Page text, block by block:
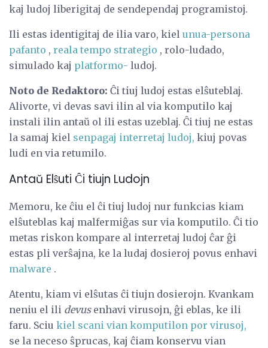
kaj ludoj liberigitaj de sendependaj programistoj.
Ili estas identigitaj de ilia varo, kiel unua-persona
pafanto , reala tempo strategio , rolo-ludado,
simulado kaj platformo- ludoj.
Noto de Redaktoro: Ĉi tiuj ludoj estas elŝuteblaj.
Alivorte, vi devas savi ilin al via komputilo kaj
instali ilin antaŭ ol ili estas uzeblaj. Ĉi tiuj ne estas
la samaj kiel senpagaj interretaj ludoj, kiuj povas
ludi en via retumilo.
Antaŭ Elŝuti Ĉi tiujn Ludojn
Memoru, ke ĉiu el ĉi tiuj ludoj nur funkcias kiam
elŝuteblas kaj malfermiĝas sur via komputilo. Ĉi tio
metas riskon kompare al interretaj ludoj ĉar ĝi
estas pli verŝajna, ke la ludaj dosieroj povus enhavi
malware .
Atentu, kiam vi elŝutas ĉi tiujn dosierojn. Kvankam
neniu el ili devusenhavi virusojn, ĝi eblas, ke ili
faru. Sciu kiel scani vian komputilon por virusoj,
se la neceso ŝprucas, kaj ĉiam konservu vian